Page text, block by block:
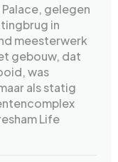
gelegen
in
meesterwerk
gebouw, dat
was
als statig
Life